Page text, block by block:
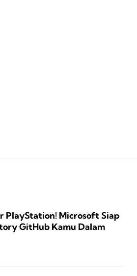
PlayStation! Microsoft Siap
GitHub Kamu Dalam